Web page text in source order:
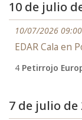
10 de julio
10/07/2026
EDAR Cala en
4 Petirrojo
7 de julio de